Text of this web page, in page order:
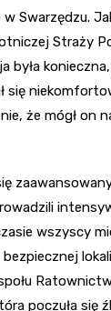
w Swarzędzu.
Straży
była
się
że mógł on
wszyscy
poczuła się